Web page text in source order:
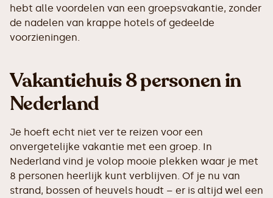
hebt alle voordelen van een groepsvakantie, zonder
de nadelen van krappe hotels of gedeelde
voorzieningen.
Vakantiehuis 8 personen in
Nederland
Je hoeft echt niet ver te reizen voor een
onvergetelijke vakantie met een groep. In
Nederland vind je volop mooie plekken waar je met
8 personen heerlijk kunt verblijven. Of je nu van
strand, bossen of heuvels houdt – er is altijd wel een